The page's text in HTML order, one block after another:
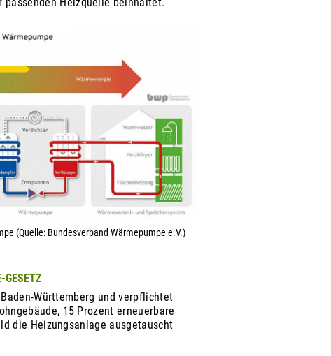
(Quelle: Bundesverband Wärmepumpe e.V.)
GESETZ
Württemberg und verpflichtet
15 Prozent erneuerbare
die Heizungsanlage ausgetauscht